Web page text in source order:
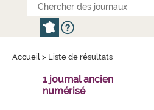
Accueil > Liste de résultats
1 journal ancien
numérisé